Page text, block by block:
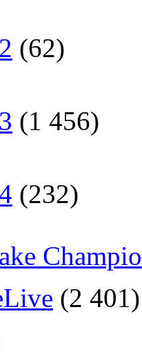
(62)
(1 456)
(232)
(2 401)